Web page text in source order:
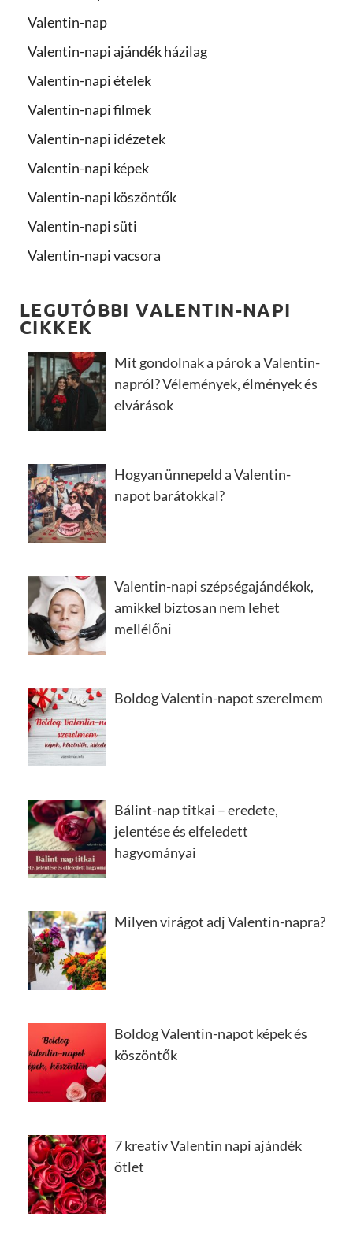
Valentin-nap
Valentin-napi ajándék házilag
Valentin-napi ételek
Valentin-napi filmek
Valentin-napi idézetek
Valentin-napi képek
Valentin-napi köszöntők
Valentin-napi süti
Valentin-napi vacsora
LEGUTÓBBI VALENTIN-NAPI
CIKKEK
Mit gondolnak a párok a Valentin-
napról? Vélemények, élmények és
elvárások
Hogyan ünnepeld a Valentin-
napot barátokkal?
Valentin-napi szépségajándékok,
amikkel biztosan nem lehet
mellélőni
Boldog Valentin-napot szerelmem
Bálint-nap titkai – eredete,
jelentése és elfeledett
hagyományai
Milyen virágot adj Valentin-napra?
Boldog Valentin-napot képek és
köszöntők
7 kreatív Valentin napi ajándék
ötlet